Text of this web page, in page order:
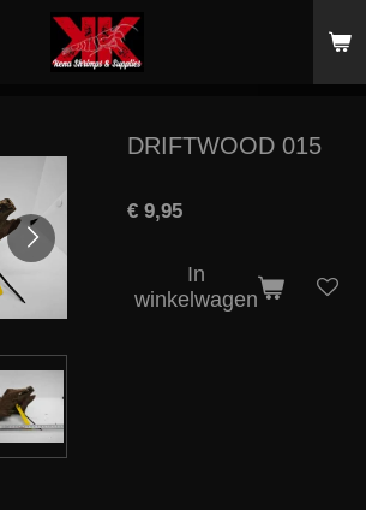
DRIFTWOOD 015
€ 9,95
In
winkelwagen